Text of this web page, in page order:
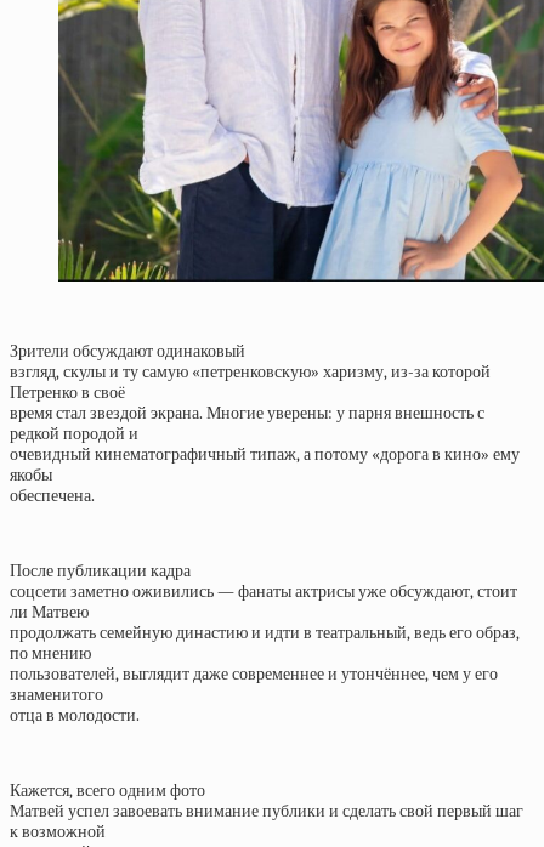
Зрители обсуждают одинаковый
взгляд, скулы и ту самую «петренковскую» харизму, из-за которой
Петренко в своё
время стал звездой экрана. Многие уверены: у парня внешность с
редкой породой и
очевидный кинематографичный типаж, а потому «дорога в кино» ему
якобы
обеспечена.
После публикации кадра
соцсети заметно оживились — фанаты актрисы уже обсуждают, стоит
ли Матвею
продолжать семейную династию и идти в театральный, ведь его образ,
по мнению
пользователей, выглядит даже современнее и утончённее, чем у его
знаменитого
отца в молодости.
Кажется, всего одним фото
Матвей успел завоевать внимание публики и сделать свой первый шаг
к возможной